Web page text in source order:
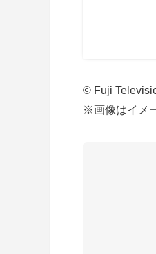
© Fuji
※画像はイメ